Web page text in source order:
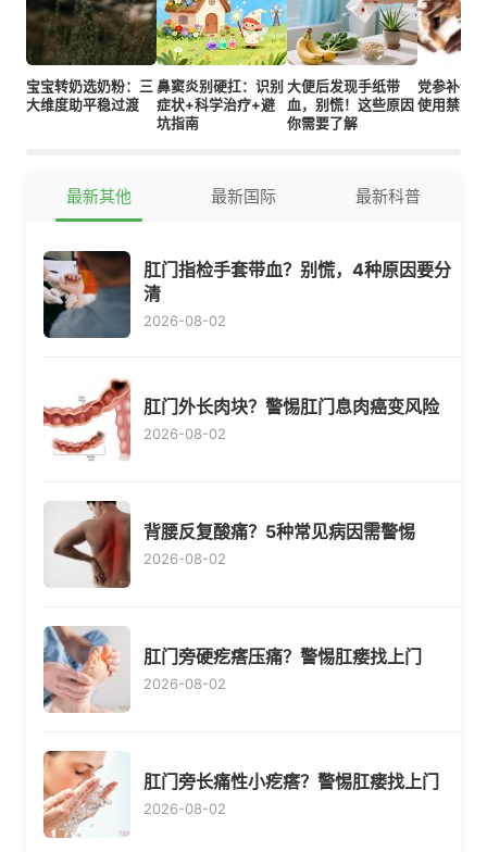
宝宝转奶选奶粉：三
大维度助平稳过渡
鼻窦炎别硬扛：识别
症状+科学治疗+避
坑指南
大便后发现手纸带
血，别慌！这些原因
你需要了解
党参补气
使用禁忌
最新其他 最新国际 最新科普
肛门指检手套带血？别慌，4种原因要分
清
2026-08-02
肛门外长肉块？警惕肛门息肉癌变风险
2026-08-02
背腰反复酸痛？5种常见病因需警惕
2026-08-02
肛门旁硬疙瘩压痛？警惕肛瘘找上门
2026-08-02
肛门旁长痛性小疙瘩？警惕肛瘘找上门
2026-08-02